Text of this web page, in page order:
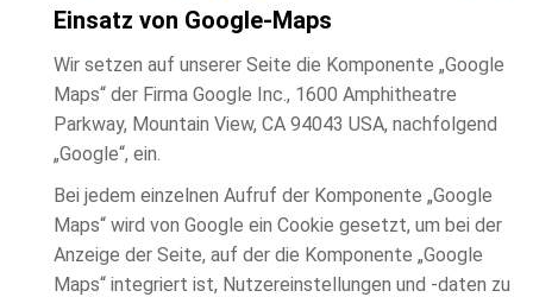
Einsatz von Google-Maps
Wir setzen auf unserer Seite die Komponente „Google
Maps“ der Firma Google Inc., 1600 Amphitheatre
Parkway, Mountain View, CA 94043 USA, nachfolgend
„Google“, ein.
Bei jedem einzelnen Aufruf der Komponente „Google
Maps“ wird von Google ein Cookie gesetzt, um bei der
Anzeige der Seite, auf der die Komponente „Google
Maps“ integriert ist, Nutzereinstellungen und -daten zu